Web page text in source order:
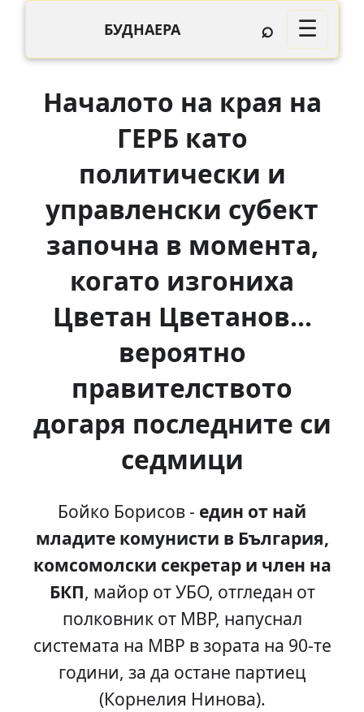
БУДНАЕРА ⌕ ☰
Началото на края на
ГЕРБ като
политически и
управленски субект
започна в момента,
когато изгониха
Цветан Цветанов...
вероятно
правителството
догаря последните си
седмици
Бойко Борисов - един от най
младите комунисти в България,
комсомолски секретар и член на
БКП, майор от УБО, отгледан от
полковник от МВР, напуснал
системата на МВР в зората на 90-те
години, за да остане партиец
(Корнелия Нинова).